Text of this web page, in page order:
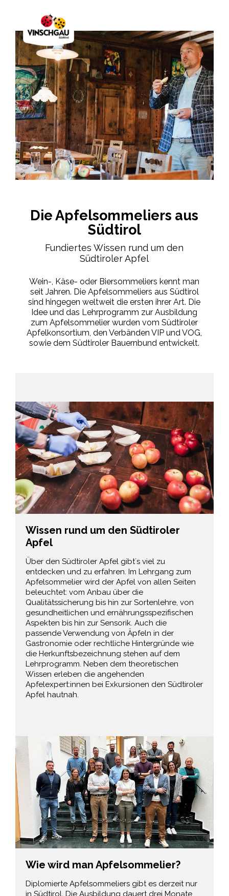
Die Apfelsommeliers aus
Südtirol
Fundiertes Wissen rund um den
Südtiroler Apfel
Wein-, Käse- oder Biersommeliers kennt man
seit Jahren. Die Apfelsommeliers aus Südtirol
sind hingegen weltweit die ersten ihrer Art. Die
Idee und das Lehrprogramm zur Ausbildung
zum Apfelsommelier wurden vom Südtiroler
Apfelkonsortium, den Verbänden VIP und VOG,
sowie dem Südtiroler Bauernbund entwickelt.
Wissen rund um den Südtiroler
Apfel
Über den Südtiroler Apfel gibt´s viel zu
entdecken und zu erfahren. Im Lehrgang zum
Apfelsommelier wird der Apfel von allen Seiten
beleuchtet: vom Anbau über die
Qualitätssicherung bis hin zur Sortenlehre, von
gesundheitlichen und ernährungsspezifischen
Aspekten bis hin zur Sensorik. Auch die
passende Verwendung von Äpfeln in der
Gastronomie oder rechtliche Hintergründe wie
die Herkunftsbezeichnung stehen auf dem
Lehrprogramm. Neben dem theoretischen
Wissen erleben die angehenden
Apfelexpert:innen bei Exkursionen den Südtiroler
Apfel hautnah.
Wie wird man Apfelsommelier?
Diplomierte Apfelsommeliers gibt es derzeit nur
in Südtirol. Die Ausbildung dauert drei Monate